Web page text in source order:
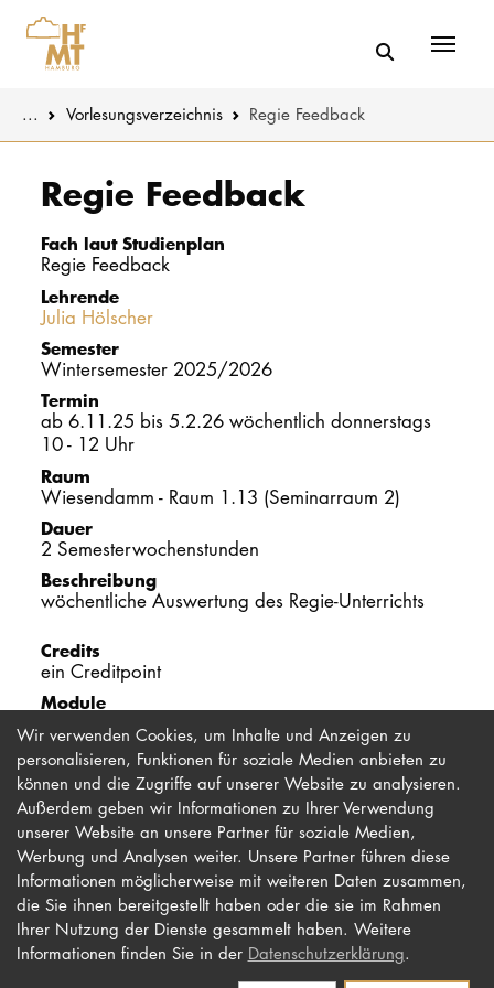
You are here:
... Vorlesungs­verzeichnis Regie Feedback
Regie Feedback
Fach laut Studienplan
Regie Feedback
Lehrende
Julia Hölscher
Semester
Wintersemester 2025/2026
Termin
ab 6.11.25 bis 5.2.26 wöchentlich donnerstags
10 - 12 Uhr
Raum
Wiesendamm - Raum 1.13 (Seminarraum 2)
Dauer
2 Semesterwochenstunden
Beschreibung
wöchentliche Auswertung des Regie-Unterrichts
Credits
ein Creditpoint
Module
Regiepraxis 1
Impressum
Datenschutz
Kontakt
Newsletter
Barrierefreiheit
Wir verwenden Cookies, um Inhalte und Anzeigen zu
personalisieren, Funktionen für soziale Medien anbieten zu
können und die Zugriffe auf unserer Website zu analysieren.
Außerdem geben wir Informationen zu Ihrer Verwendung
unserer Website an unsere Partner für soziale Medien,
Werbung und Analysen weiter. Unsere Partner führen diese
Informationen möglicherweise mit weiteren Daten zusammen,
die Sie ihnen bereitgestellt haben oder die sie im Rahmen
Ihrer Nutzung der Dienste gesammelt haben. Weitere
Informationen finden Sie in der Datenschutzerklärung.
Intranet
Online-